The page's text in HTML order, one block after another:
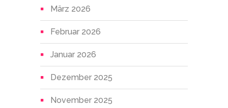
März 2026
Februar 2026
Januar 2026
Dezember 2025
November 2025